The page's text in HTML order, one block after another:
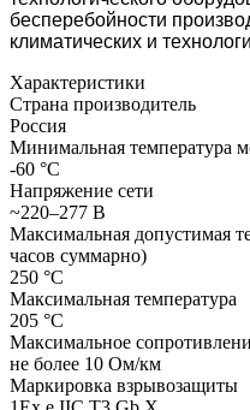
бесперебойности
климатических и
Характеристики
Страна производитель
Россия
Минимальная температура
-60 °С
Напряжение сети
~220–277 В
Максимальная допустимая
часов суммарно)
250 °С
Максимальная температура
205 °С
Максимальное
не более 10 Ом/км
Маркировка взрывозащиты